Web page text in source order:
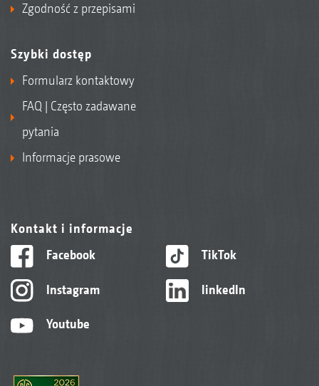
Zgodność z przepisami
Szybki dostęp
Formularz kontaktowy
FAQ | Często zadawane
pytania
Informacje prasowe
Kontakt i informacje
Facebook
Instagram
Youtube
TikTok
linkedIn